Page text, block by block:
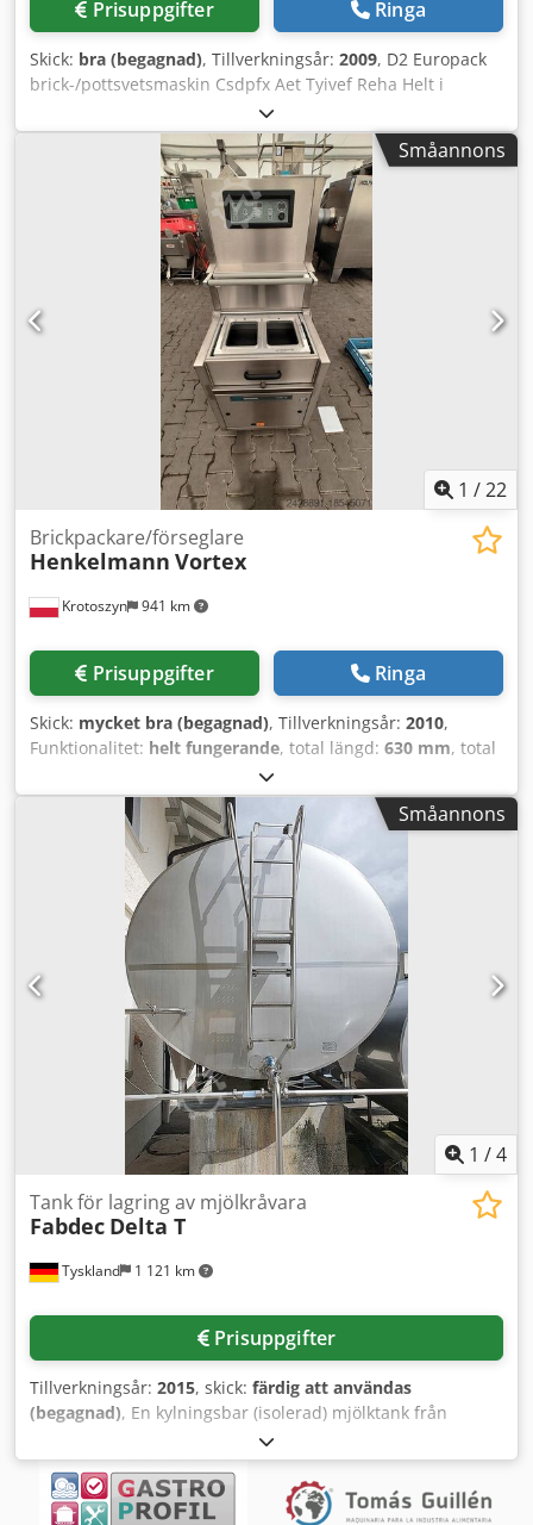
Prisuppgifter Ringa
Skick: bra (begagnad), Tillverkningsår: 2009, D2 Europack
brick-/pottsvetsmaskin Csdpfx Aet Tyivef Reha Helt i
rostfritt stål I gott fungerande skick
Småannons
1 /22
Krotoszyn 941 km
Brickpackare/förseglare
Henkelmann Vortex
Prisuppgifter Ringa
Skick: mycket bra (begagnad), Tillverkningsår: 2010,
Funktionalitet: helt fungerande, total längd: 630 mm, total
, total bredd:900 mm
Packningsmaskin Märke: Henkelman Modell: Vortex
Tillverkningsår: 2010 Spänning: 400 V, 3-fas, 50 Hz, 6 A
Effekt: 4 W, med vakuumpump BUSCH - RB 0021 B 3Z4
Maskindimensioner: 630 mm x 900 mm x 1500 mm 2
formar: Chedjvz Tqtopfx Af Rsa - 2 x 160 mm x 210 mm - 6
x 100 mm x 80 mm
Småannons
1 /4
Tyskland 1 121 km
Tank för lagring av mjölkråvara
Fabdec Delta T
Prisuppgifter
Tillverkningsår: 2015, skick: färdig att användas
(begagnad), En kylningsbar (isolerad) mjölktank från
Fabdec finns tillgänglig. Volym: 10 000 liter, längd: ca 3 000
mm, diameter: ca 2 200 mm. Tanken är utrustad med en
integrerad omrörare och ett spraysystem för CIP-
rengöring. Kylaggregat ingår ej. Cjdpfot Hxdlsx Af Reha